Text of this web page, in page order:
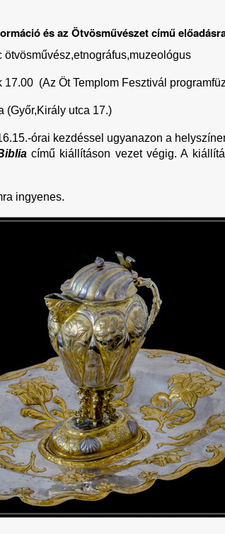
és az Ötvösművészet című
ötvösművész,etnográfus,muzeológus
17.00 (Az Öt Templom Fesztivál
(Győr,Király utca 17.)
órai kezdéssel ugyanazon a
című kiállításon vezet végig. A
ingyenes.